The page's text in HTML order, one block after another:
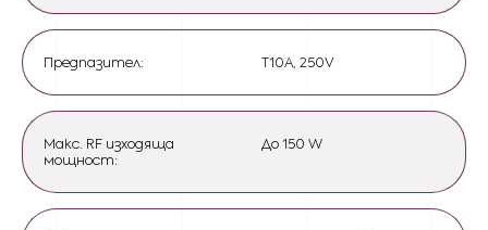
Предпазител: T10A, 250V
Макс. RF изходяща
мощност:
До 150 W